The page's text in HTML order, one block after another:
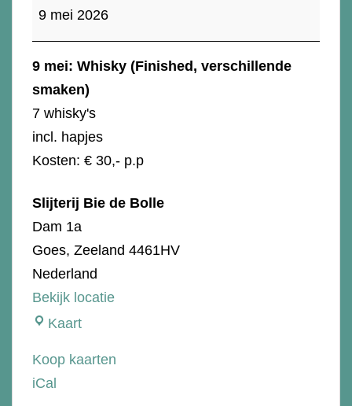
(Finished,
9 mei 2026
9 mei: Whisky (Finished, verschillende
smaken)
7 whisky's
incl. hapjes
Kosten: € 30,- p.p
Slijterij Bie de Bolle
Dam 1a
Goes, Zeeland 4461HV
Nederland
Bekijk locatie
KaartSlijterij
de
Koop kaarten
iCal